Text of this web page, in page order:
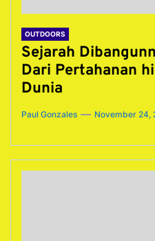
OUTDOORS
Sejarah
Dari Pertahanan
Dunia
Paul Gonzales November 24,